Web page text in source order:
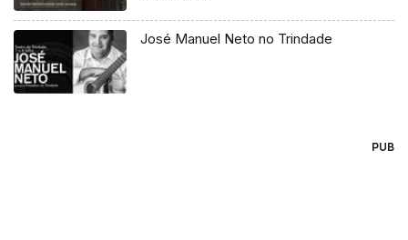
José Manuel Neto no Trindade
PUB